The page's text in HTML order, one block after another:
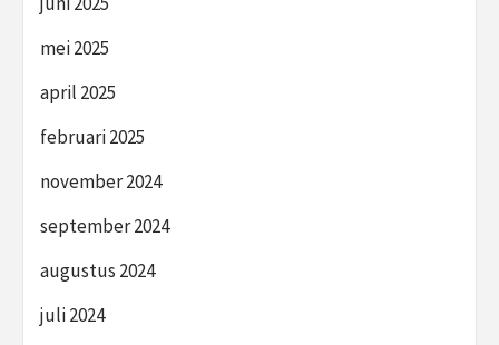
mei 2025
april 2025
februari 2025
november 2024
september 2024
augustus 2024
juli 2024